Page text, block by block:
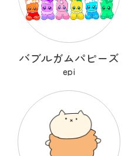
バブルガムパピーズ
epi